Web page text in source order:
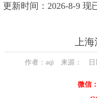
更新时间：2026-8-9 现
上
作者：aqi 来源： 日
微信